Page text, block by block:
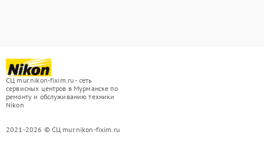
СЦ mur.nikon-fixim.ru - сеть
сервисных центров в Мурманске по
ремонту и обслуживанию техники
Nikon
2021-2026 © СЦ mur.nikon-fixim.ru